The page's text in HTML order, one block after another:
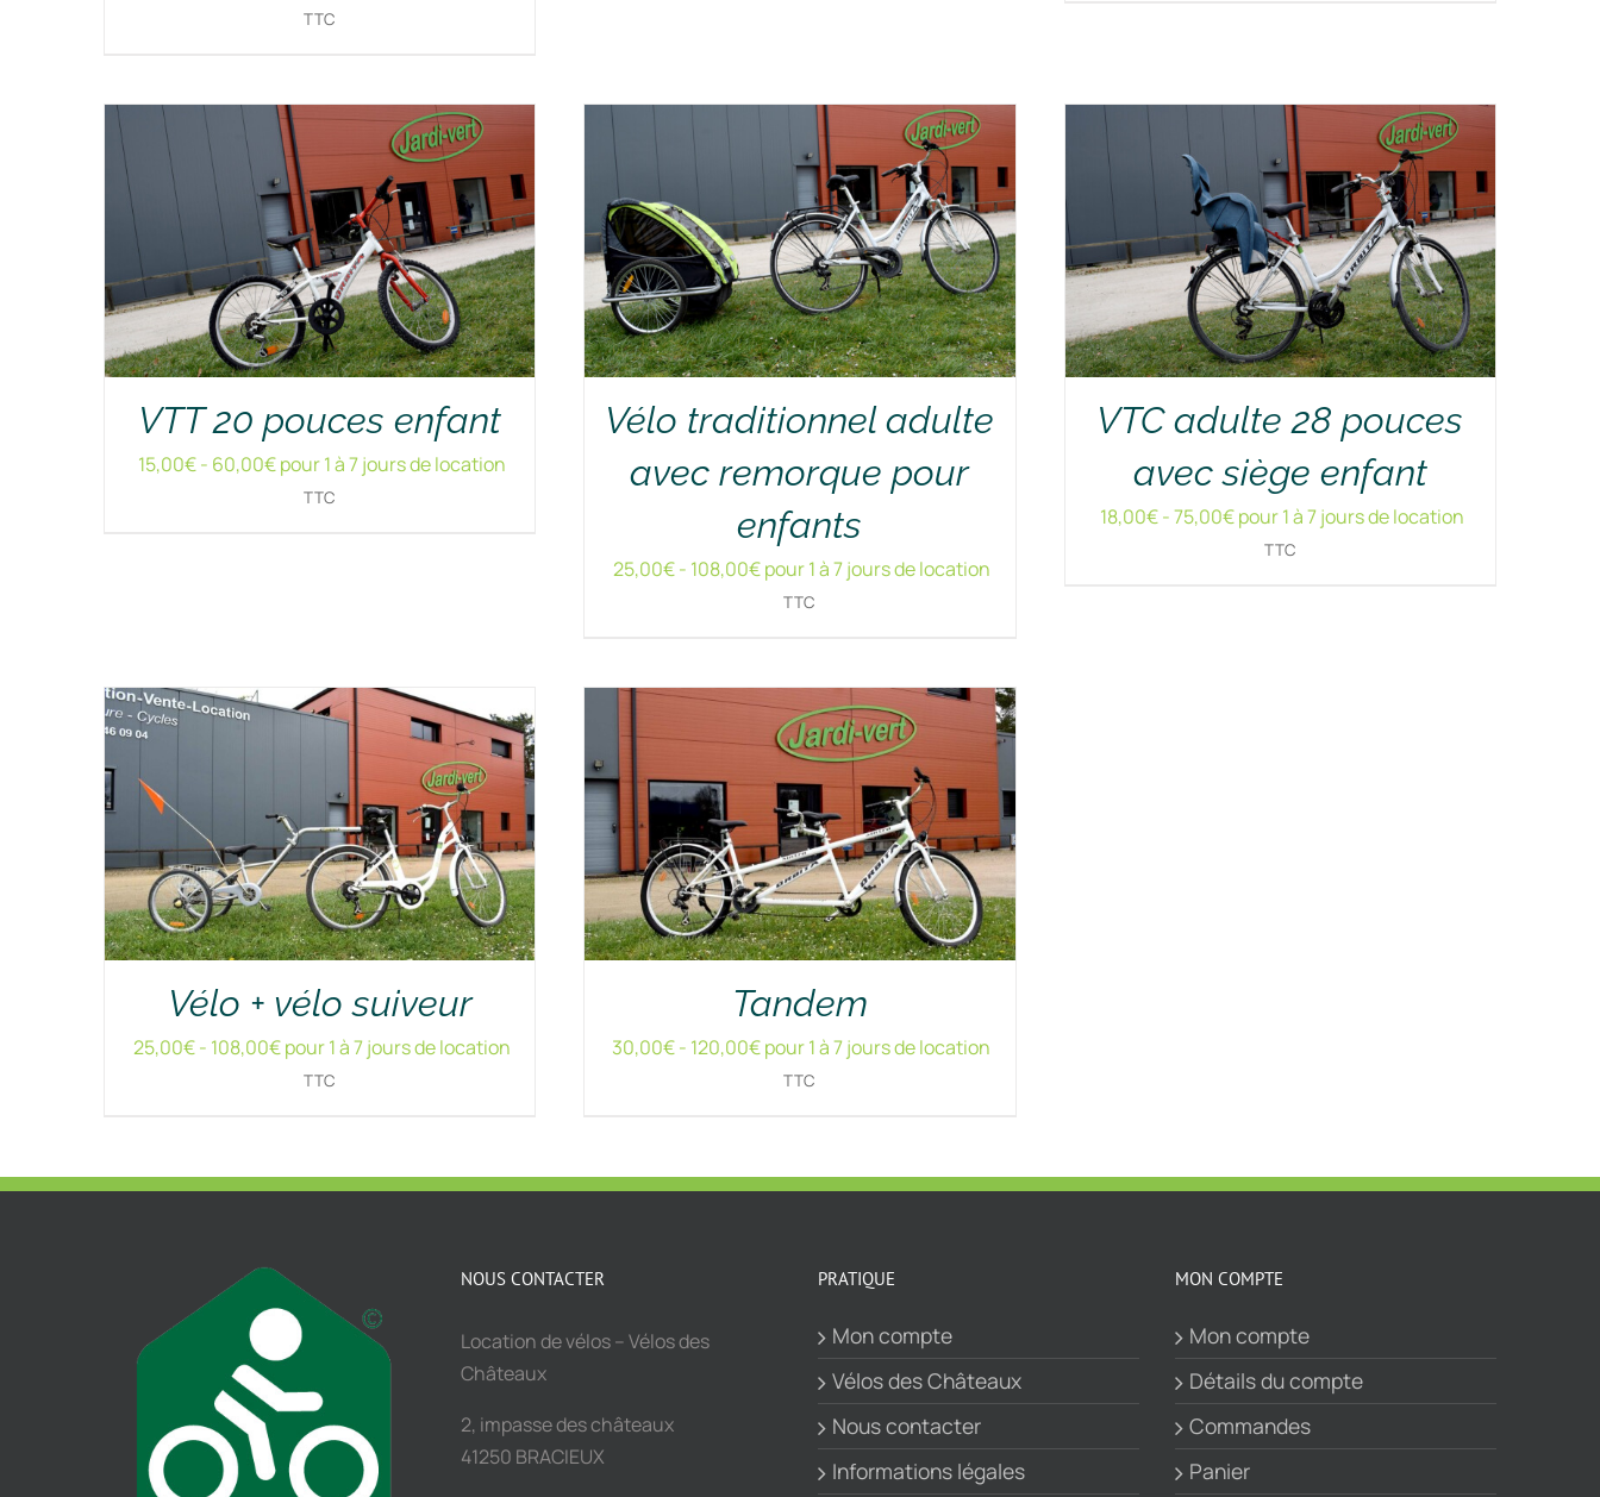
TTC
VTT 20 pouces enfant
15,00€- 60,00€pour 1 à 7 jours de location
TTC
Vélo traditionnel adulte
avec remorque pour
enfants
25,00€- 108,00€pour 1 à 7 jours de location
TTC
VTC adulte 28 pouces
avec siège enfant
18,00€-75,00€pour 1 à 7 jours de location
TTC
Vélo + vélo suiveur
25,00€- 108,00€pour 1 à 7 jours de location
TTC
Tandem
30,00€- 120,00€pour 1 à 7 jours de location
TTC
NOUS CONTACTER
Location de vélos – Vélos des
Châteaux
2, impasse des châteaux
41250 BRACIEUX
PRATIQUE
Mon compte
Vélos des Châteaux
Nous contacter
Informations légales
MON COMPTE
Mon compte
Détails du compte
Commandes
Panier